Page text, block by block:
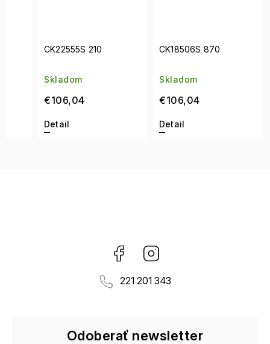
CK22555S 210
Skladom
€106,04
Detail
CK18506S 870
Skladom
€106,04
Detail
Facebook
221 201 343
Odoberať newsletter